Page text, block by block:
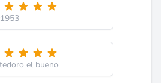
el bueno